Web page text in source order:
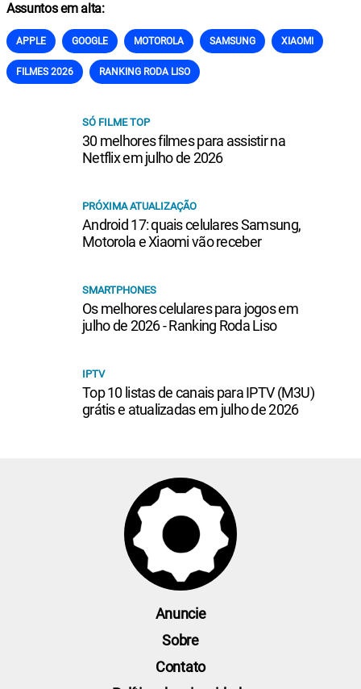
Assuntos em alta:
APPLE GOOGLE MOTOROLA SAMSUNG XIAOMI
FILMES 2026 RANKING RODA LISO
SÓ FILME TOP
30 melhores filmes para assistir na
Netflix em julho de 2026
PRÓXIMA ATUALIZAÇÃO
Android 17: quais celulares Samsung,
Motorola e Xiaomi vão receber
SMARTPHONES
Os melhores celulares para jogos em
julho de 2026 - Ranking Roda Liso
IPTV
Top 10 listas de canais para IPTV (M3U)
grátis e atualizadas em julho de 2026
Anuncie
Sobre
Contato